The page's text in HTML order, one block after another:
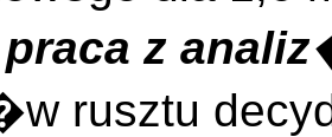
praca z
rusztu